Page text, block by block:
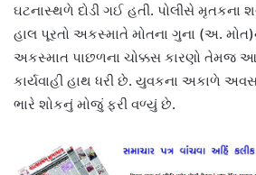
ઘટનાસ્થળે દોડી ગઈ હતી. પોલીસે મૃતકના
હાલ પૂરતો અકસ્માતે મોતના ગુના (અ.
અકસ્માત પાછળના ચોક્કસ કારણો તેમજ
કાર્યવાહી હાથ ધરી છે. યુવકના અકાળે
ભારે શોકનું મોજું ફરી વળ્યું છે.